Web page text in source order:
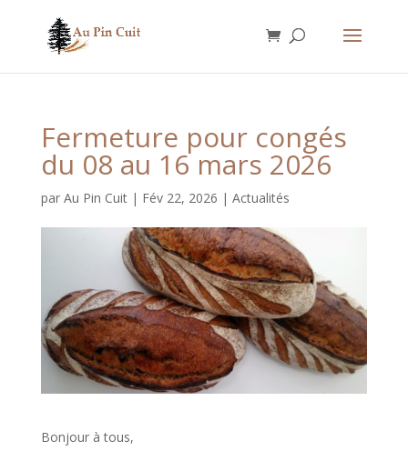
Fermeture pour congés
du 08 au 16 mars 2026
par Au Pin Cuit| Fév 22, 2026 | Actualités
Bonjour à tous,